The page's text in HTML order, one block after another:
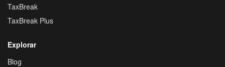
TaxBreak
TaxBreak Plus
Explorar
Blog